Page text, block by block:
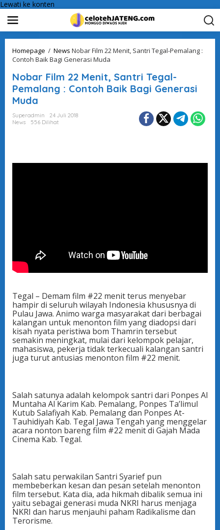
Lewati ke konten
Homepage / News Nobar Film 22 Menit, Santri Tegal-Pemalang :
Contoh Baik Bagi Generasi Muda
Nobar Film 22 Menit, Santri Tegal-
Pemalang : Contoh Baik Bagi Generasi
Muda
Superadmin
24 Juli 2018
News
556 Dilihat
Tegal – Demam film #22 menit terus menyebar
hampir di seluruh wilayah Indonesia khususnya di
Pulau Jawa. Animo warga masyarakat dari berbagai
kalangan untuk menonton film yang diadopsi dari
kisah nyata peristiwa bom Thamrin tersebut
semakin meningkat, mulai dari kelompok pelajar,
mahasiswa, pekerja tidak terkecuali kalangan santri
juga turut antusias menonton film #22 menit.
Salah satunya adalah kelompok santri dari Ponpes Al
Muntaha Al Karim Kab. Pemalang, Ponpes Ta’limul
Kutub Salafiyah Kab. Pemalang dan Ponpes At-
Tauhidiyah Kab. Tegal Jawa Tengah yang menggelar
acara nonton bareng film #22 menit di Gajah Mada
Cinema Kab. Tegal.
Salah satu perwakilan Santri Syarief pun
membeberkan kesan dan pesan setelah menonton
film tersebut. Kata dia, ada hikmah dibalik semua ini
yaitu sebagai generasi muda NKRI harus menjaga
NKRI dan harus menjauhi paham Radikalisme dan
Terorisme.